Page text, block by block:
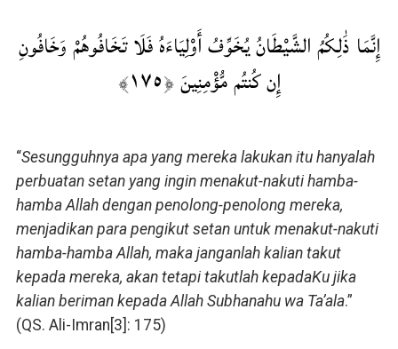
إِنَّمَا ذَٰلِكُمُ الشَّيْطَانُ يُخَوِّفُ أَوْلِيَاءَهُ فَلَا تَخَافُوهُمْ وَخَافُونِ
إِن كُنتُم مُّؤْمِنِينَ ﴿١٧٥﴾
“Sesungguhnya apa yang mereka lakukan itu hanyalah
perbuatan setan yang ingin menakut-nakuti hamba-
hamba Allah dengan penolong-penolong mereka,
menjadikan para pengikut setan untuk menakut-nakuti
hamba-hamba Allah, maka janganlah kalian takut
kepada mereka, akan tetapi takutlah kepadaKu jika
kalian beriman kepada Allah Subhanahu wa Ta’ala.”
(QS. Ali-Imran[3]: 175)